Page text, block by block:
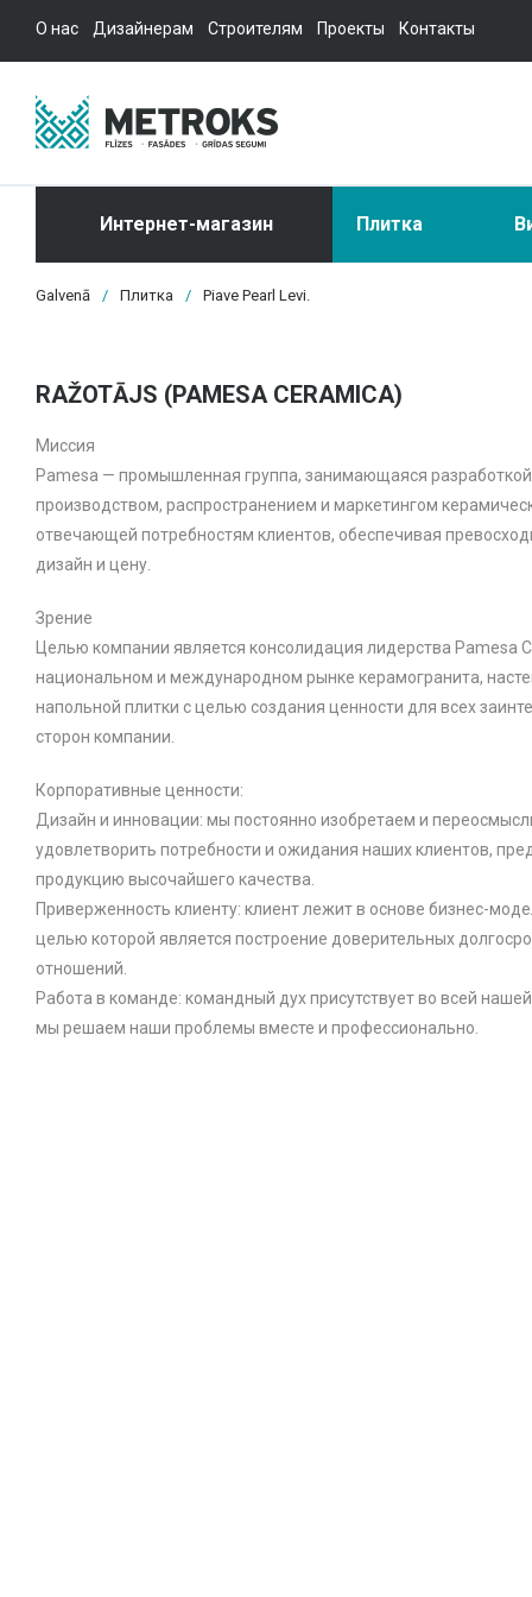
О нас Дизайнерам Строителям Проекты Контакты
Интернет-магазин Плитка
Galvenā / Плитка / Piave Pearl Levi.
RAŽOTĀJS (PAMESA CERAMICA)
Миссия
Pamesa — промышленная группа, занимающаяся
производством, распространением и маркетингом
отвечающей потребностям клиентов, обеспечивая
дизайн и цену.
Зрение
Целью компании является консолидация лидерства Pamesa
национальном и международном рынке керамогранита,
напольной плитки с целью создания ценности для всех
сторон компании.
Корпоративные ценности:
Дизайн и инновации: мы постоянно изобретаем и
удовлетворить потребности и ожидания наших клиентов,
продукцию высочайшего качества.
Приверженность клиенту: клиент лежит в основе бизнес-
целью которой является построение доверительных
отношений.
Работа в команде: командный дух присутствует во всей
мы решаем наши проблемы вместе и профессионально.